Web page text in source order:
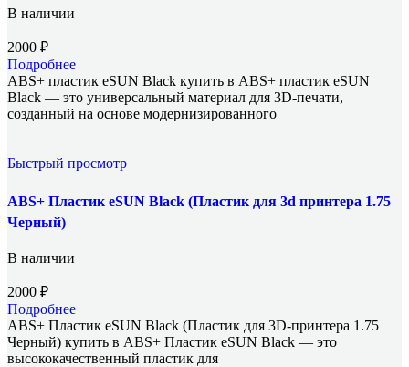
В наличии
2000 ₽
Подробнее
ABS+ пластик eSUN Black купить в ABS+ пластик eSUN
Black — это универсальный материал для 3D-печати,
созданный на основе модернизированного
Быстрый просмотр
ABS+ Пластик eSUN Black (Пластик для 3d принтера 1.75
Черный)
В наличии
2000 ₽
Подробнее
ABS+ Пластик eSUN Black (Пластик для 3D-принтера 1.75
Черный) купить в ABS+ Пластик eSUN Black — это
высококачественный пластик для